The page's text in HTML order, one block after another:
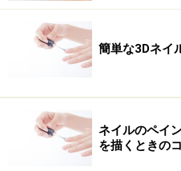
簡単な3Dネイ
ネイルのペイ
を描くときの